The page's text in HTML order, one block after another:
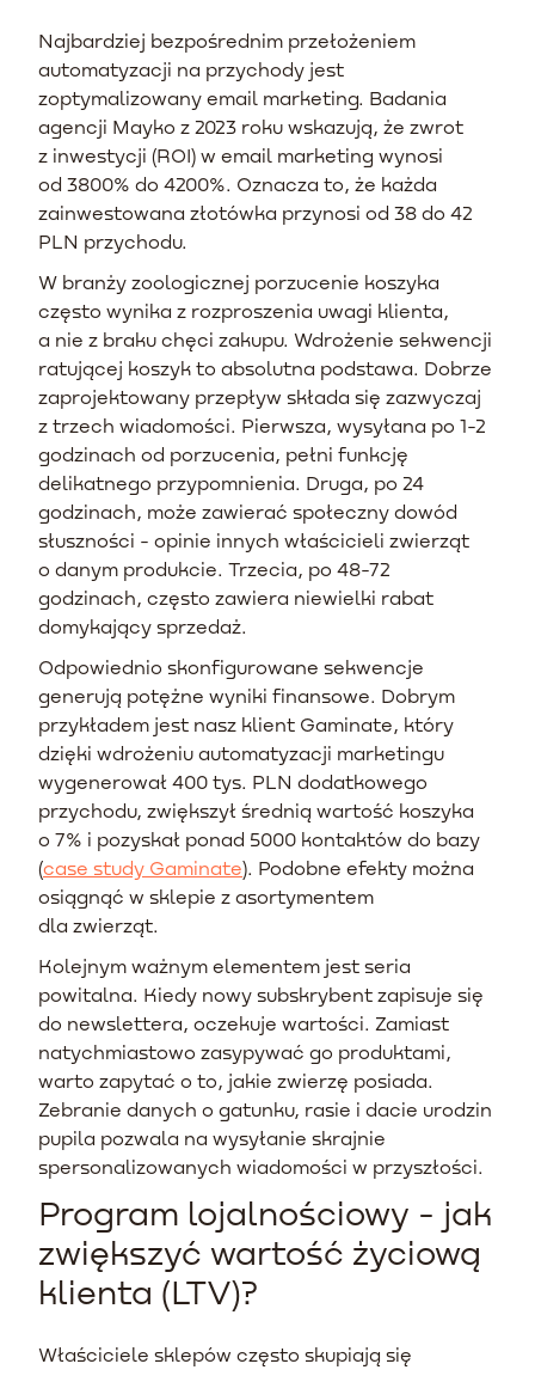
Najbardziej bezpośrednim przełożeniem
automatyzacji na przychody jest
zoptymalizowany email marketing. Badania
agencji Mayko z 2023 roku wskazują, że zwrot
z inwestycji (ROI) w email marketing wynosi
od 3800% do 4200%. Oznacza to, że każda
zainwestowana złotówka przynosi od 38 do 42
PLN przychodu.
W branży zoologicznej porzucenie koszyka
często wynika z rozproszenia uwagi klienta,
a nie z braku chęci zakupu. Wdrożenie sekwencji
ratującej koszyk to absolutna podstawa. Dobrze
zaprojektowany przepływ składa się zazwyczaj
z trzech wiadomości. Pierwsza, wysyłana po 1-2
godzinach od porzucenia, pełni funkcję
delikatnego przypomnienia. Druga, po 24
godzinach, może zawierać społeczny dowód
słuszności - opinie innych właścicieli zwierząt
o danym produkcie. Trzecia, po 48-72
godzinach, często zawiera niewielki rabat
domykający sprzedaż.
Odpowiednio skonfigurowane sekwencje
generują potężne wyniki finansowe. Dobrym
przykładem jest nasz klient Gaminate, który
dzięki wdrożeniu automatyzacji marketingu
wygenerował 400 tys. PLN dodatkowego
przychodu, zwiększył średnią wartość koszyka
o 7% i pozyskał ponad 5000 kontaktów do bazy
(case study Gaminate). Podobne efekty można
osiągnąć w sklepie z asortymentem
dla zwierząt.
Kolejnym ważnym elementem jest seria
powitalna. Kiedy nowy subskrybent zapisuje się
do newslettera, oczekuje wartości. Zamiast
natychmiastowo zasypywać go produktami,
warto zapytać o to, jakie zwierzę posiada.
Zebranie danych o gatunku, rasie i dacie urodzin
pupila pozwala na wysyłanie skrajnie
spersonalizowanych wiadomości w przyszłości.
Program lojalnościowy - jak
zwiększyć wartość życiową
klienta (LTV)?
Właściciele sklepów często skupiają się